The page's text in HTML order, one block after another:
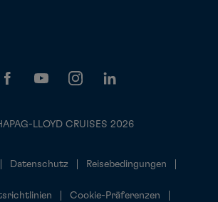
LLOYD CRUISES 2026
Datenschutz Reisebedingungen
Cookie-Präferenzen